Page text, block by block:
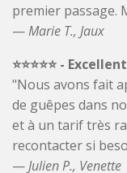
premier passage.
—Marie T., Jaux
⭐️⭐️⭐️⭐️⭐️ -
"Nous avons fait
de guêpes dans
et à un tarif très
recontacter si
—Julien P., Venette